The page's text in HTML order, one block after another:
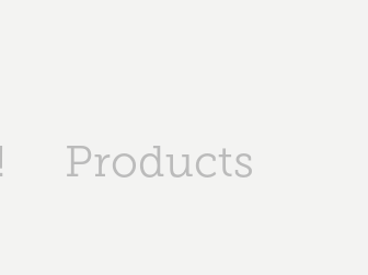
Products